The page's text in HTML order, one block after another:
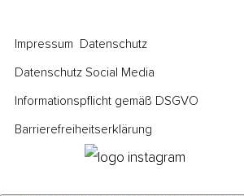
Impressum Datenschutz
Datenschutz Social Media
Informationspflicht gemäß DSGVO
Barrierefreiheitserklärung